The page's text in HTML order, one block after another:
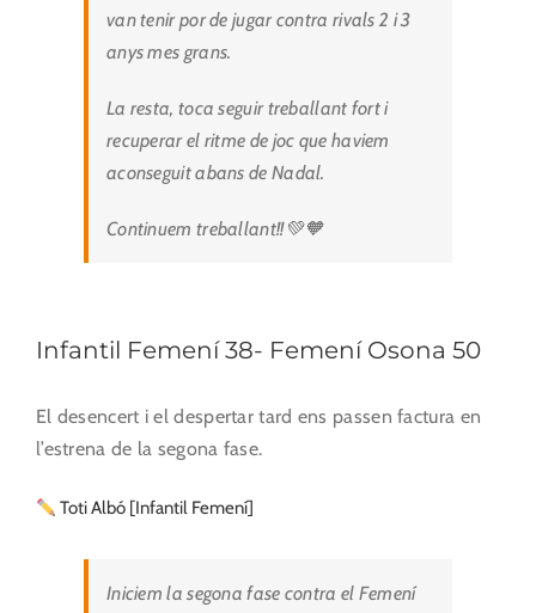
van tenir por de jugar contra rivals 2 i 3
anys mes grans.
La resta, toca seguir treballant fort i
recuperar el ritme de joc que haviem
aconseguit abans de Nadal.
Continuem treballant!!💚🧡
Infantil Femení 38- Femení Osona 50
El desencert i el despertar tard ens passen factura en
l’estrena de la segona fase.
Toti Albó [Infantil Femení]
Iniciem la segona fase contra el Femení